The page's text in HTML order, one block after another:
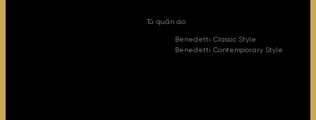
Tủ quần áo
Benedetti Classic Style
Benedetti Contemporary Style